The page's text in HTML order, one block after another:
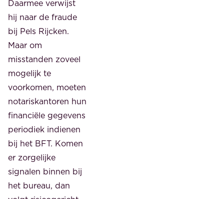
Daarmee verwijst
hij naar de fraude
bij Pels Rijcken.
Maar om
misstanden zoveel
mogelijk te
voorkomen, moeten
notariskantoren hun
financiële gegevens
periodiek indienen
bij het BFT. Komen
er zorgelijke
signalen binnen bij
het bureau, dan